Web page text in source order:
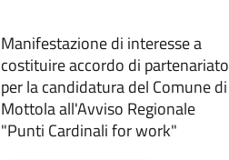
Manifestazione di interesse a
costituire accordo di partenariato
per la candidatura del Comune di
Mottola all'Avviso Regionale
"Punti Cardinali for work"